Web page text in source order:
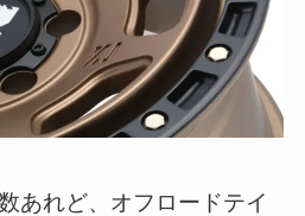
あれど、オフロードテイ